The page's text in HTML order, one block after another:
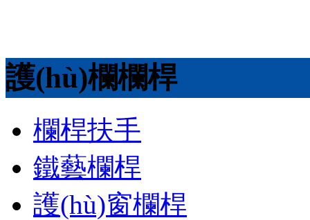
護(hù)欄欄桿
欄桿扶手
鐵藝欄桿
護(hù)窗欄桿